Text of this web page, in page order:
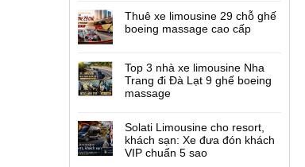
Thuê xe limousine 29 chỗ ghế
boeing massage cao cấp
Top 3 nhà xe limousine Nha
Trang đi Đà Lạt 9 ghế boeing
massage
Solati Limousine cho resort,
khách sạn: Xe đưa đón khách
VIP chuẩn 5 sao